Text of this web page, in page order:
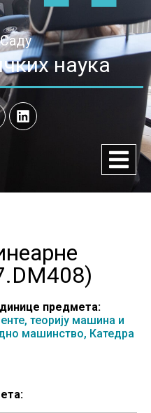
наука
)
предмета:
теорију машина и
машинство, Катедра